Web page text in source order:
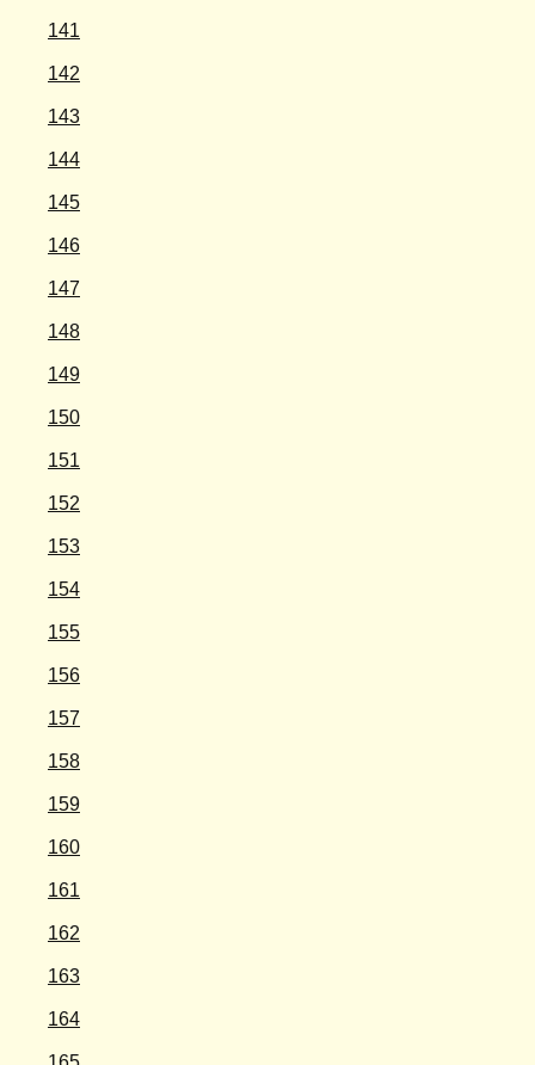
141
142
143
144
145
146
147
148
149
150
151
152
153
154
155
156
157
158
159
160
161
162
163
164